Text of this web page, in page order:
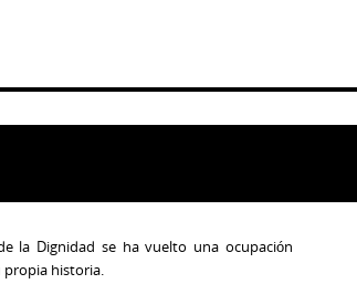
la Dignidad se ha vuelto una ocupación
propia historia.